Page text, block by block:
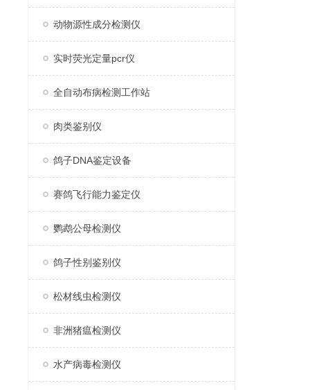
动物源性成分检测仪
实时荧光定量pcr仪
全自动布病检测工作站
肉类鉴别仪
鸽子DNA鉴定设备
赛鸽飞行能力鉴定仪
鹦鹉公母检测仪
鸽子性别鉴别仪
松材线虫检测仪
非洲猪瘟检测仪
水产病毒检测仪